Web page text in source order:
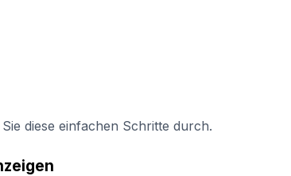
diese einfachen Schritte durch.